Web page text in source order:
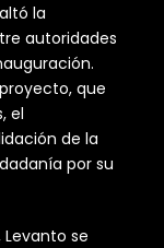
la
autoridades
que
el
de la
por su
se